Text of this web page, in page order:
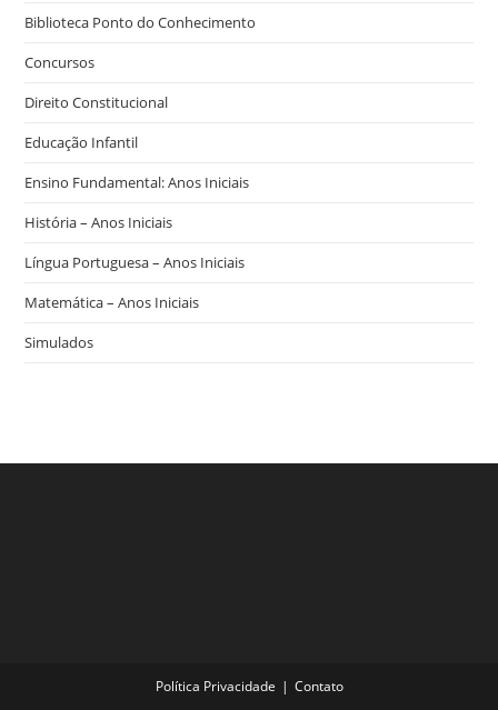
Biblioteca Ponto do Conhecimento
Concursos
Direito Constitucional
Educação Infantil
Ensino Fundamental: Anos Iniciais
História – Anos Iniciais
Língua Portuguesa – Anos Iniciais
Matemática – Anos Iniciais
Simulados
Política Privacidade Contato